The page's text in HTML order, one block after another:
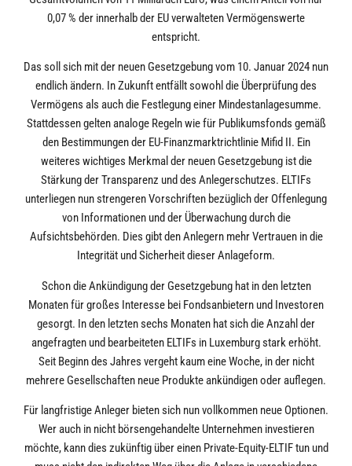
0,07 % der innerhalb der EU verwalteten Vermögenswerte
entspricht.
Das soll sich mit der neuen Gesetzgebung vom 10. Januar 2024 nun
endlich ändern. In Zukunft entfällt sowohl die Überprüfung des
Vermögens als auch die Festlegung einer Mindestanlagesumme.
Stattdessen gelten analoge Regeln wie für Publikumsfonds gemäß
den Bestimmungen der EU-Finanzmarktrichtlinie Mifid II. Ein
weiteres wichtiges Merkmal der neuen Gesetzgebung ist die
Stärkung der Transparenz und des Anlegerschutzes. ELTIFs
unterliegen nun strengeren Vorschriften bezüglich der Offenlegung
von Informationen und der Überwachung durch die
Aufsichtsbehörden. Dies gibt den Anlegern mehr Vertrauen in die
Integrität und Sicherheit dieser Anlageform.
Schon die Ankündigung der Gesetzgebung hat in den letzten
Monaten für großes Interesse bei Fondsanbietern und Investoren
gesorgt. In den letzten sechs Monaten hat sich die Anzahl der
angefragten und bearbeiteten ELTIFs in Luxemburg stark erhöht.
Seit Beginn des Jahres vergeht kaum eine Woche, in der nicht
mehrere Gesellschaften neue Produkte ankündigen oder auflegen.
Für langfristige Anleger bieten sich nun vollkommen neue Optionen.
Wer auch in nicht börsengehandelte Unternehmen investieren
möchte, kann dies zukünftig über einen Private-Equity-ELTIF tun und